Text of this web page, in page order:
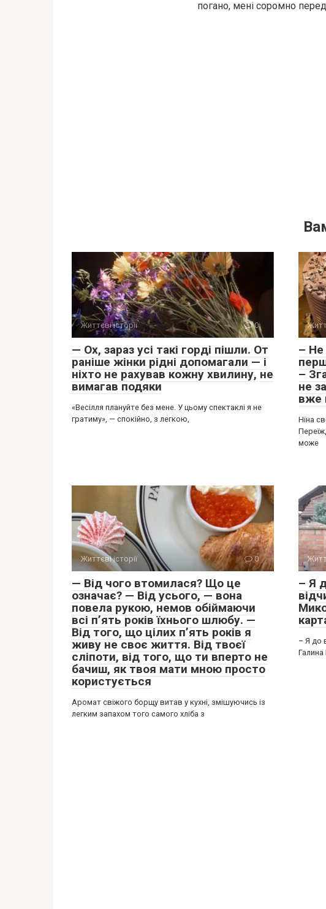
погано, мені соромно
Життєві історії 0
— Ох, зараз усі такі горді пішли. От
раніше жінки рідні допомагали — і
ніхто не рахував кожну хвилину, не
вимагав подяки
«Весілля плануйте без мене. У цьому спектаклі я не
гратиму», — спокійно, з легкою,
– Не
–
не
вже
Ніна
може
Життєві історії 0
— Від чого втомилася? Що це
означає? — Від усього, — вона
повела рукою, немов обіймаючи
всі п’ять років їхнього шлюбу. —
Від того, що цілих п’ять років я
живу не своє життя. Від твоєї
сліпоти, від того, що ти вперто не
бачиш, як твоя мати мною просто
користується
Аромат свіжого борщу витав у кухні, змішуючись із
легким запахом того самого хліба з
– Я
– Я до